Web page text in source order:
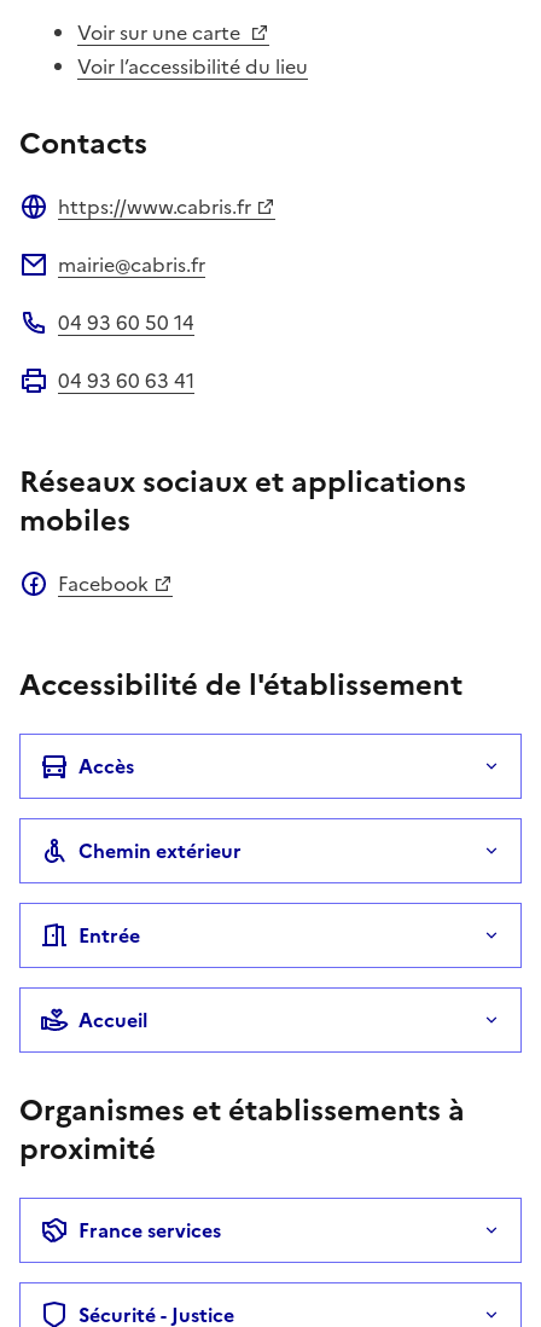
Voir sur une carte
Voir l’accessibilité du lieu
Contacts
https://www.cabris.fr
mairie@cabris.fr
04 93 60 50 14
04 93 60 63 41
Réseaux sociaux et applications
mobiles
Facebook
Accessibilité de l'établissement
Accès
Chemin extérieur
Entrée
Accueil
Organismes et établissements à
proximité
France services
Sécurité - Justice